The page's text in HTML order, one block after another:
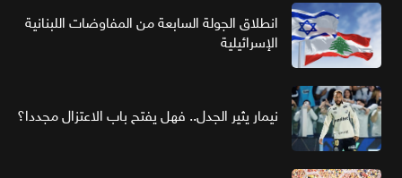
انطلاق الجولة السابعة من المفاوضات اللبنانية
الإسرائيلية
نيمار يثير الجدل.. فهل يفتح باب الاعتزال مجددا؟